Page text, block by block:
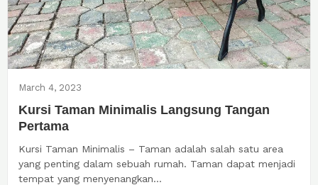
March 4, 2023
Kursi Taman Minimalis Langsung Tangan
Pertama
Kursi Taman Minimalis – Taman adalah salah satu area
yang penting dalam sebuah rumah. Taman dapat menjadi
tempat yang menyenangkan...